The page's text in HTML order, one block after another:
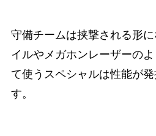
守備チームは挟撃される形
イルやメガホンレーザーの
て使うスペシャルは性能が
す。